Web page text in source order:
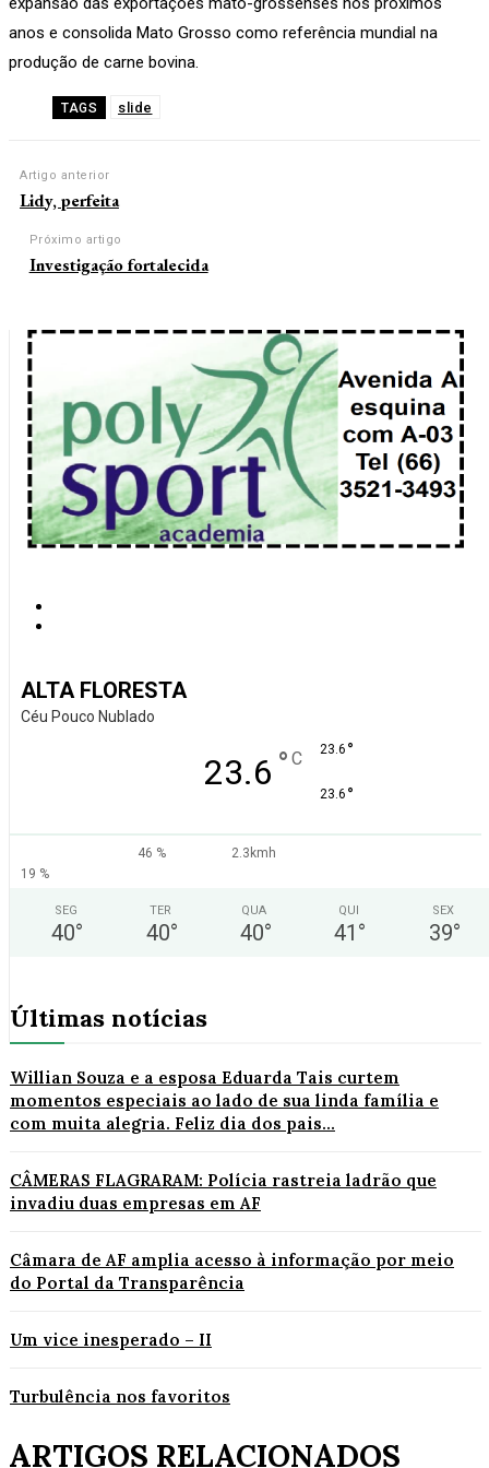
anos e consolida Mato Grosso como referência mundial na
produção de carne bovina.
TAGS slide
Artigo anterior
Lidy, perfeita
Próximo artigo
Investigação fortalecida
ALTA FLORESTA
Céu Pouco Nublado
23.6 ° C 23.6 °
23.6 °
46 %
2.3kmh
19 %
SEG
40°
TER
40°
QUA
40°
QUI
41 °
SEX
39°
Últimas notícias
Willian Souza e a esposa Eduarda Tais curtem
momentos especiais ao lado de sua linda família e
com muita alegria. Feliz dia dos pais...
CÂMERAS FLAGRARAM: Polícia rastreia ladrão que
invadiu duas empresas em AF
Câmara de AF amplia acesso à informação por meio
do Portal da Transparência
Um vice inesperado – II
Turbulência nos favoritos
ARTIGOS RELACIONADOS